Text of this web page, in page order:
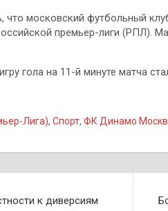
что московский футбольный
премьер-лиги (РПЛ).
гола на 11-й минуте матча
Лига), Спорт, ФК Динамо
к диверсиям